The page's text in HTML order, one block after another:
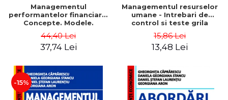
Managementul
performantelor financiare.
Concepte. Modele.
44,40 Lei
37,74 Lei
Managementul resurselor
umane - Intrebari de
control si teste grila
15,86 Lei
13,48 Lei
-15%